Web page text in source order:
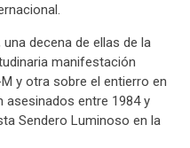
decena de ellas de la
manifestación
y otra sobre el entierro en
asesinados entre 1984 y
Sendero Luminoso en la